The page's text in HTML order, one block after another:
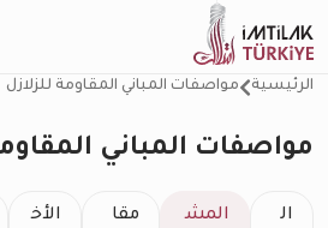
الرئيسية مواصفات المباني المقاومة للزلازل
مواصفات المباني
ال
المش
مقا
الأخ